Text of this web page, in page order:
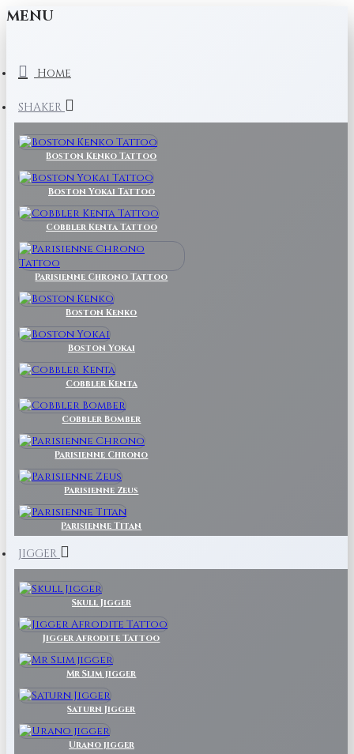
MENU
Home
SHAKER
Boston Kenko Tattoo
Boston Yokai Tattoo
Cobbler Kenta Tattoo
Parisienne Chrono Tattoo
Boston Kenko
Boston Yokai
Cobbler Kenta
Cobbler Bomber
Parisienne Chrono
Parisienne Zeus
Parisienne Titan
JIGGER
Skull Jigger
Jigger Afrodite Tattoo
Mr Slim jigger
Saturn Jigger
Urano jigger